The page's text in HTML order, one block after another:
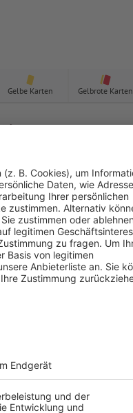
Gelbe Karten Gelbrote Karten
TSV Katzwang
- -
SV Cronheim
-
SV Cronheim